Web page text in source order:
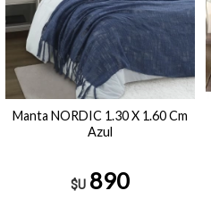
Manta NORDIC 1.30 X 1.60 Cm
Azul
$U 890